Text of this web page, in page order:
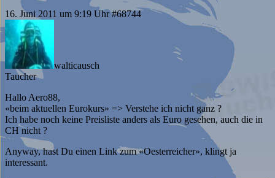
16. Juni 2011 um 9:19 Uhr #68744
walticausch
Taucher
Hallo Aero88,
«beim aktuellen Eurokurs» => Verstehe ich nicht ganz ?
Ich habe noch keine Preisliste anders als Euro gesehen, auch die in
CH nicht ?
Anyway, hast Du einen Link zum «Oesterreicher», klingt ja
interessant.